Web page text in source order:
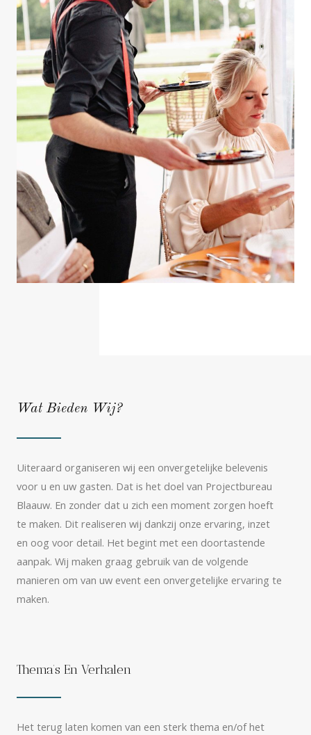
Wat Bieden Wij?
Uiteraard organiseren wij een onvergetelijke belevenis
voor u en uw gasten. Dat is het doel van Projectbureau
Blaauw. En zonder dat u zich een moment zorgen hoeft
te maken. Dit realiseren wij dankzij onze ervaring, inzet
en oog voor detail. Het begint met een doortastende
aanpak. Wij maken graag gebruik van de volgende
manieren om van uw event een onvergetelijke ervaring te
maken.
Thema’s En Verhalen
Het terug laten komen van een sterk thema en/of het